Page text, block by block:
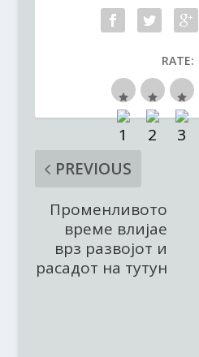
RATE:
PREVIOUS
Променливото
време влијае
врз развојот и
расадот на тутун